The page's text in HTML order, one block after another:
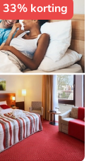
33% korting